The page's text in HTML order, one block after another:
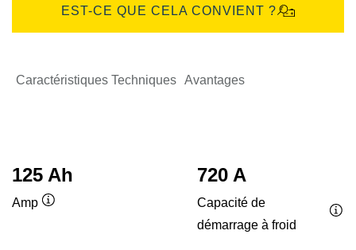
EST-CE QUE CELA CONVIENT ?
Caractéristiques Techniques Avantages
125 Ah
Amp
720 A
Capacité de
démarrage à froid